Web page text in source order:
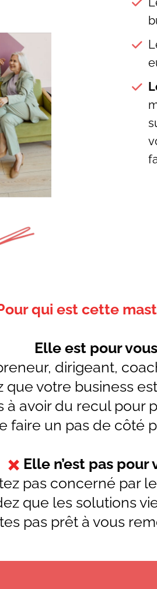
qui est cette
Elle est pour
dirigeant,
que votre business
à avoir du recul pour
faire un pas de côté
✖️ Elle n’est pas pour
pas concerné par
que les solutions
pas prêt à vous